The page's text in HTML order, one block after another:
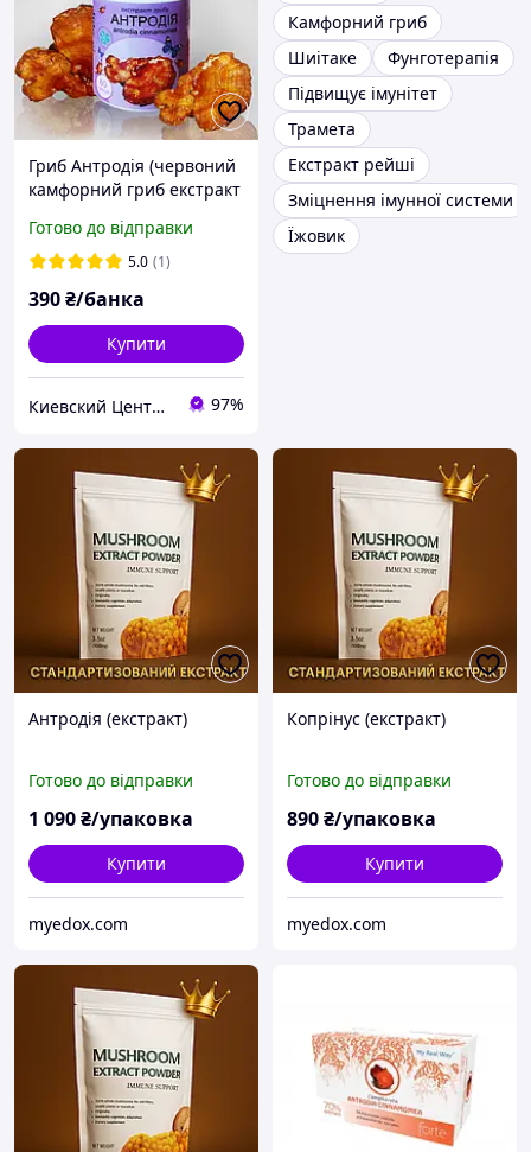
Гриб Антродія (червоний
камфорний гриб екстракт
Готово до відправки
5.0 (1)
390₴/банка
Купити
Киевский Центр Фунготерапии, Биорегуляции и Аюрведы 97%
Камфорний гриб
Шиітаке
Фунготерапія
Підвищує імунітет
Трамета
Екстракт рейші
Зміцнення імунної системи
Їжовик
Антродія (екстракт)
Готово до відправки
1 090₴/упаковка
Купити
myedox.com
Копрінус (екстракт)
Готово до відправки
890₴/упаковка
Купити
myedox.com